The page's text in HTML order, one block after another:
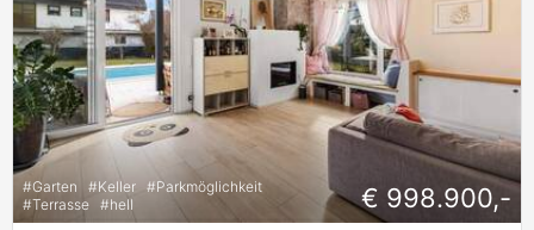
#Garten #Keller #Parkmöglichkeit
#Terrasse #hell € 998.900,-